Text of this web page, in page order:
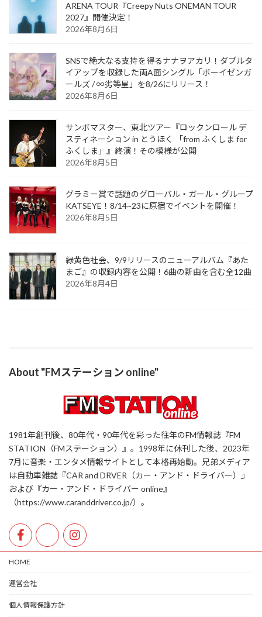
ARENA TOUR『Creepy Nuts ONEMAN TOUR
2027』開催決定！
2026年8月6日
SNSで絶大なる支持を得るナナヲアカリ！ダブルタ
イアップを収録した両A面シングル「ボーイゼンガ
ールズ / ∞劣等星」を8/26にリリース！
2026年8月6日
サンボマスター、東北ツアー『ロックンロール デ
スティネーション in とうほく 「from ふくしま for
ふくしま」』終演！その模様が公開
2026年8月5日
グラミー賞で話題のグローバル・ガール・グループ
KATSEYE！8/14~23に原宿でイベントを開催！
2026年8月5日
緑黄色社会、9/9リリースのニューアルバム『あた
まご』の収録内容を公開！6曲の新曲を含む全12曲
2026年8月4日
About "FMステーション online"
1981年創刊後、80年代・90年代を彩った往年のFM情報誌『FM
STATION（FMステーション）』。1998年に休刊した後、2023年
7月に音楽・エンタメ情報サイトとして本格再始動。兄弟メディア
は自動車雑誌『CAR and DRVER（カー・アンド・ドライバー）』
および『カー・アンド・ドライバー online』
（https://www.caranddriver.co.jp/）。
HOME
運営会社
個人情報保護方針